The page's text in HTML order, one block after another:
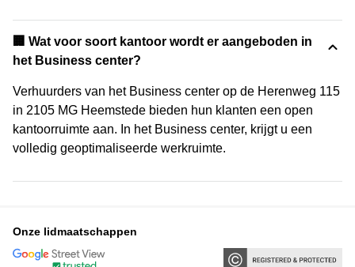
‍🏢 Wat voor soort kantoor wordt er aangeboden in
het Business center?
Verhuurders van het Business center op de Herenweg 115
in 2105 MG Heemstede bieden hun klanten een open
kantoorruimte aan. In het Business center, krijgt u een
volledig geoptimaliseerde werkruimte.
Onze lidmaatschappen